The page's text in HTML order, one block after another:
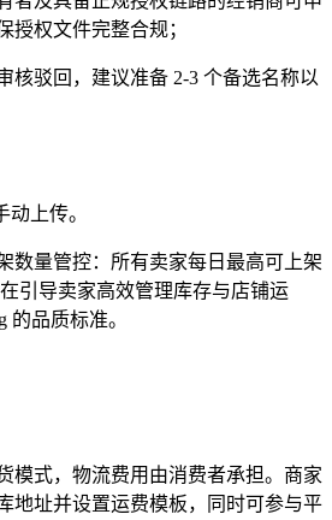
授权文件完整合规；
核驳回，建议准备 2-3 个备选名称以
上传。
数量管控：所有卖家每日最高可上架
引导卖家高效管理库存与店铺运
的品质标准。
模式，物流费用由消费者承担。商家
地址并设置运费模板，同时可参与平